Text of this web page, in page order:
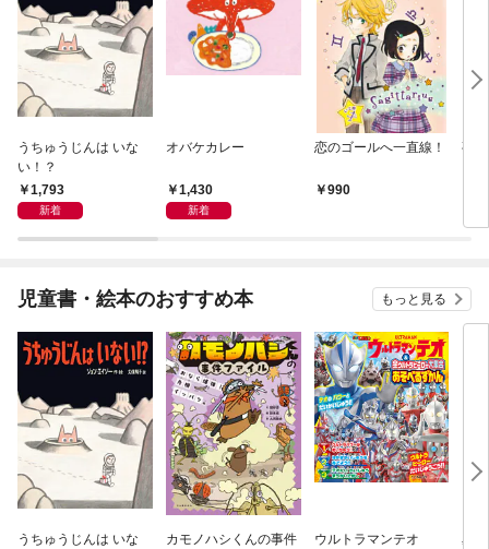
うちゅうじんは いな
い！？
1,793
新着
オバケカレー
1,430
新着
恋のゴールへ一直線！
990
夜
児童書・絵本のおすすめ本 もっと見る
うちゅうじんは いな
カモノハシくんの事件
ウルトラマンテオ
星